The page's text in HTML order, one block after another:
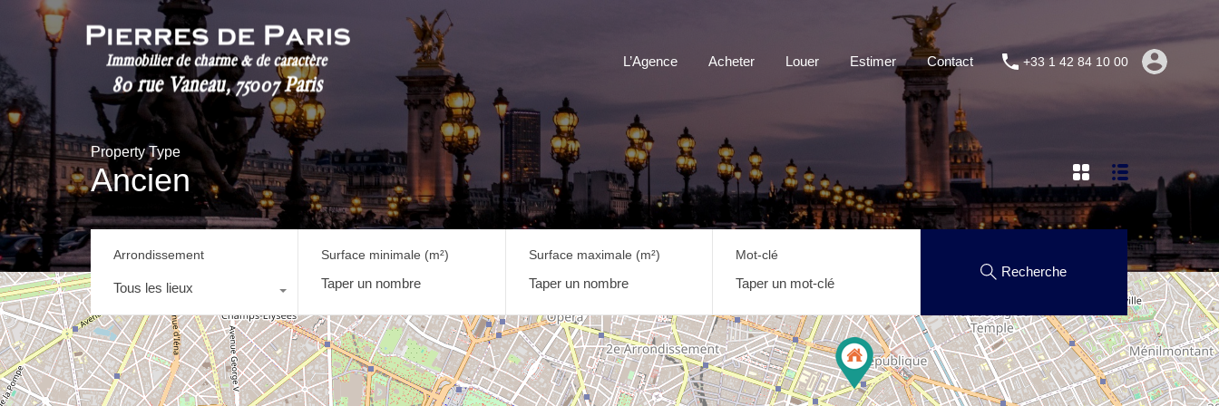
L’Agence Acheter Louer Estimer Contact +33 1 42 84 10 00
Property Type
Ancien
Arrondissement
Tous les lieux
Surface minimale (m²) Surface maximale (m²) Mot-clé
Recherche